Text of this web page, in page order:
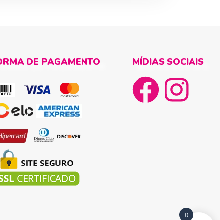
DE PAGAMENTO MÍDIAS SOCIAIS
0